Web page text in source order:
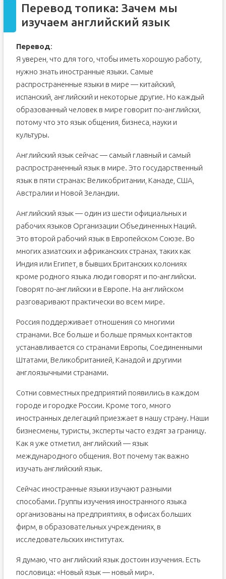
Перевод топика: Зачем мы
изучаем английский язык
Перевод:
Я уверен, что для того, чтобы иметь хорошую работу,
нужно знать иностранные языки. Самые
распространенные языки в мире — китайский,
испанский, английский и некоторые другие. Но каждый
образованный человек в мире говорит по-английски,
потому что это язык общения, бизнеса, науки и
культуры.
Английский язык сейчас — самый главный и самый
распространенный язык в мире. Это государственный
язык в пяти странах: Великобритании, Канаде, США,
Австралии и Новой Зеландии.
Английский язык — один из шести официальных и
рабочих языков Организации Объединенных Наций.
Это второй рабочий язык в Европейском Союзе. Во
многих азиатских и африканских странах, таких как
Индия или Египет, в бывших Британских колониях
кроме родного языка люди говорят и по-английски.
Говорят по-английски и в Европе. На английском
разговаривают практически во всем мире.
Россия поддерживает отношения со многими
странами. Все больше и больше прямых контактов
устанавливается со странами Европы, Соединенными
Штатами, Великобританией, Канадой и другими
англоязычными странами.
Сотни совместных предприятий появились в каждом
городе и городке России. Кроме того, много
иностранных делегаций приезжает в нашу страну. Наши
бизнесмены, туристы, эксперты часто ездят за границу.
Как я уже отметил, английский — язык
международного общения. Вот почему так важно
изучать английский язык.
Сейчас иностранные языки изучают разными
способами. Группы изучения иностранного языка
организованы на предприятиях, в офисах больших
фирм, в образовательных учреждениях, в
исследовательских институтах.
Я думаю, что английский язык достоин изучения. Есть
пословица: «Новый язык — новый мир».